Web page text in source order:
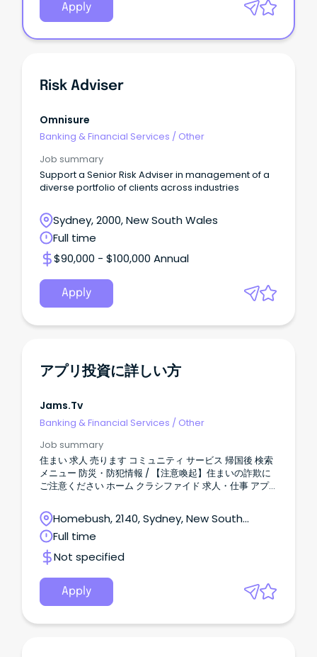
Apply
Risk Adviser
Omnisure
Banking & Financial Services / Other
Job summary
Support a Senior Risk Adviser in management of a
diverse portfolio of clients across industries
Sydney, 2000, New South Wales
Full time
$90,000 - $100,000 Annual
Apply
アプリ投資に詳しい方
Jams.tv
Banking & Financial Services / Other
Job summary
住まい 求人 売ります コミュニティ サービス 帰国後 検索
メニュー 防災・防犯情報 / 【注意喚起】住まいの詐欺に
ご注意ください ホーム クラシファイド 求人・仕事 アプ
ス イベント JAMS.TVからのお知らせ お得／割引 グルメ
教育／留学／習い事 旅行／観光 医療／保険 美容／健康
マネー 法律／ビザ 就職／転職 電話／通信 自動車 ショッ
ピング 不動産／住宅／引越 冠婚葬祭 エンタメ／スポーツ
ビジネス 日系コミュニティ 2026.08.05 36 views 新規投
稿 シドニー アプリ投資に詳しい方 投稿者情報
ShizukaKai 会社情報 会社名 住所 Station Street
homebush NSW 2140 ウェブ 投稿者の他の記事 1件の記
ュアル 必要な英語力 ほとんどわからない ビザ ワーキン
Homebush, 2140, Sydney, New South
Wales
Full time
Not specified
Apply